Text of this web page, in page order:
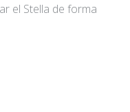
el Stella de forma